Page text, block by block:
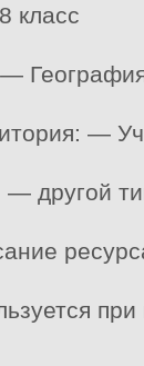
класс
—
— другой